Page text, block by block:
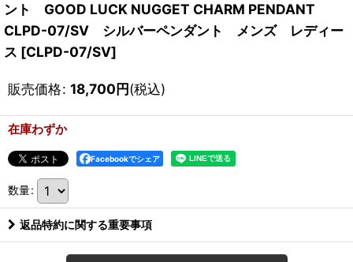
ント GOOD LUCK NUGGET CHARM PENDANT
CLPD-07/SV シルバーペンダント メンズ レディー
ス [CLPD-07/SV]
販売価格: 18,700円(税込)
在庫わずか
Facebookでシェア
数量:
返品特約に関する重要事項